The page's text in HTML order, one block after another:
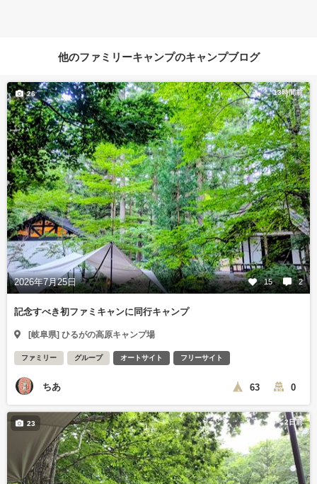
他のファミリーキャンプのキャンプブログ
13時間前
2026年7月25日 15 2
26
記念すべき初ファミキャンに同行キャンプ
[岐阜県] ひるがの高原キャンプ場
ファミリー グループ オートサイト フリーサイト
ちあ 63 0
2日前
23